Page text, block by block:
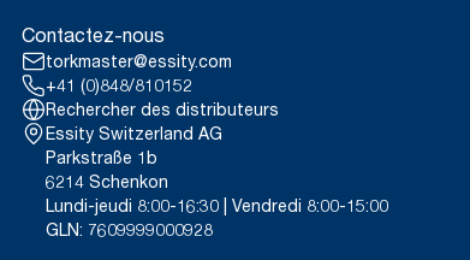
Contactez-nous
torkmaster@essity.com
+41 (0)848/810152
Rechercher des distributeurs
Essity Switzerland AG
Parkstraße 1b
6214 Schenkon
Lundi-jeudi 8:00-16:30 | Vendredi 8:00-15:00
GLN: 7609999000928